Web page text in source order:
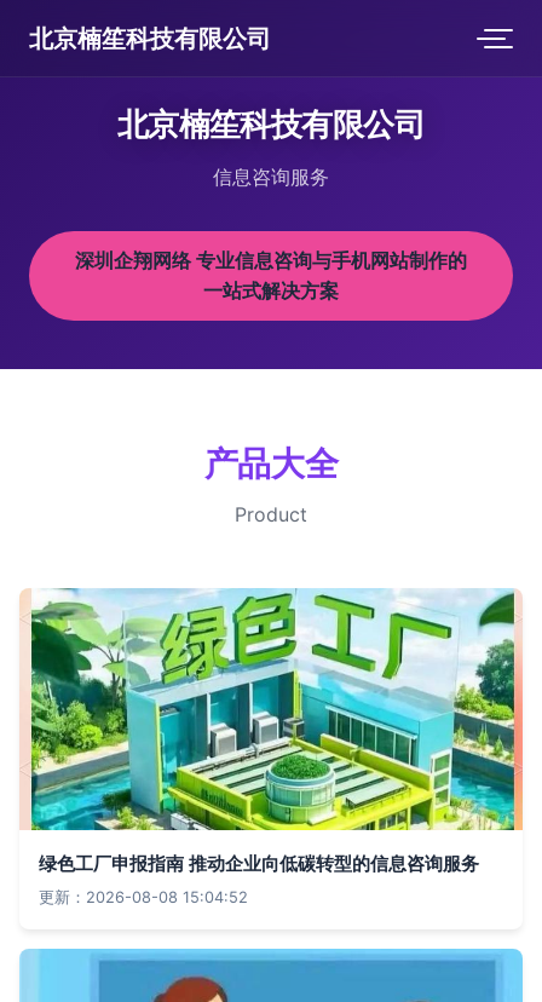
北京楠笙科技有限公司
北京楠笙科技有限公司
信息咨询服务
深圳企翔网络 专业信息咨询与手机网站制作的
一站式解决方案
产品大全
Product
绿色工厂申报指南 推动企业向低碳转型的信息咨询服务
更新：2026-08-08 15:04:52